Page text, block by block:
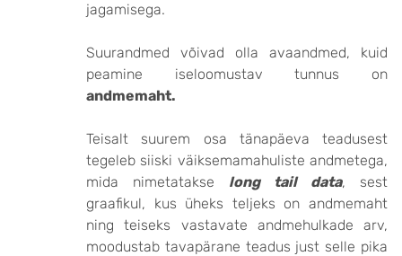
jagamisega.
Suurandmed võivad olla avaandmed, kuid
peamine iseloomustav tunnus on
andmemaht.
Teisalt suurem osa tänapäeva teadusest
tegeleb siiski väiksemamahuliste andmetega,
mida nimetatakse long tail data, sest
graafikul, kus üheks teljeks on andmemaht
ning teiseks vastavate andmehulkade arv,
moodustab tavapärane teadus just selle pika